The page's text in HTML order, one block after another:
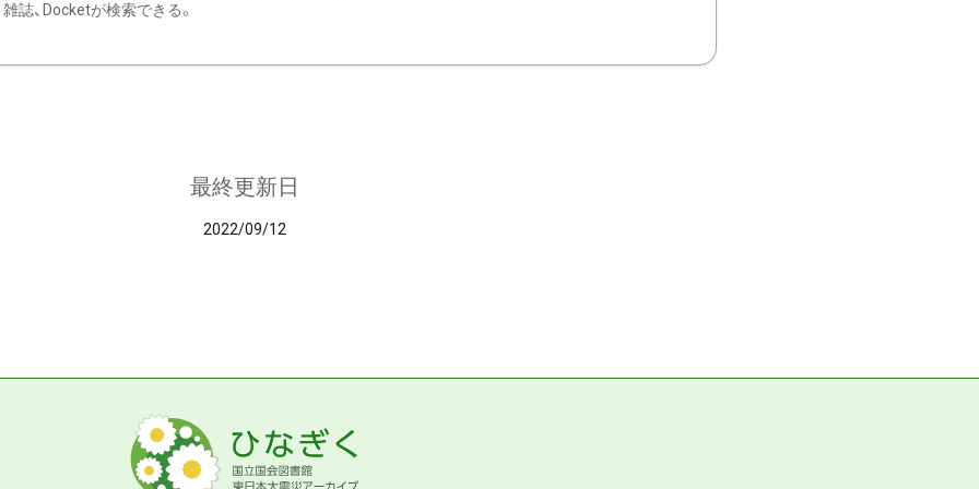
雑誌、Docketが検索できる。
最終更新日
2022/09/12